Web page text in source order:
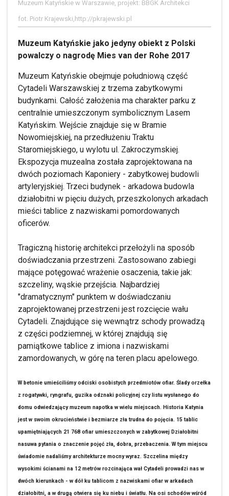
Muzeum Katyńskie w Warszawie, projekt: BBGK Architekci
fot. Piotr Krajewski,http://pkrajewski.pl
Muzeum Katyńskie jako jedyny obiekt z Polski
powalczy o nagrodę Mies van der Rohe 2017
Muzeum Katyńskie obejmuje południową część
Cytadeli Warszawskiej z trzema zabytkowymi
budynkami. Całość założenia ma charakter parku z
centralnie umieszczonym symbolicznym Lasem
Katyńskim. Wejście znajduje się w Bramie
Nowomiejskiej, na przedłużeniu Traktu
Staromiejskiego, u wylotu ul. Zakroczymskiej.
Ekspozycja muzealna została zaprojektowana na
dwóch poziomach Kaponiery - zabytkowej budowli
artyleryjskiej. Trzeci budynek - arkadowa budowla
działobitni w pięciu dużych, przeszkolonych arkadach
mieści tablice z nazwiskami pomordowanych
oficerów.
Tragiczną historię architekci przełożyli na sposób
doświadczania przestrzeni. Zastosowano zabiegi
mające potęgować wrażenie osaczenia, takie jak:
szczeliny, wąskie przejścia. Najbardziej
"dramatycznym" punktem w doświadczaniu
zaprojektowanej przestrzeni jest rozcięcie wału
Cytadeli. Znajdujące się wewnątrz schody prowadzą
z części podziemnej, w której znajdują się
pamiątkowe tablice z imiona i nazwiskami
zamordowanych, w górę na teren placu apelowego.
W betonie umieściliśmy odciski osobistych przedmiotów ofiar. Ślady orzełka
z rogatywki, ryngrafu, guzika odznaki policyjnej czy listu wysłanego do
domu odwiedzający muzeum napotka w wielu miejscach. Historia Katynia
jest w swoim okrucieństwie i bezmiarze zła trudna do pojęcia. 15 tablic
upamiętniających 21 768 ofiar umieszczonych w zabytkowej Działobitni
nasuwa pytania o znaczenie pojęć zła, dobra, przebaczenia. W tym miejscu
świadomie nadaliśmy architekturze mocny wyraz. Szczelina między
wysokimi ścianami na 12 metrów rozcinająca wał Cytadeli prowadzi nas w
dwóch kierunkach - w dół ku tablicom z nazwiskami ofiar w arkadach
działobitni, a w drugą otwiera się ku niebu i światłu. Na osi schodów wśród